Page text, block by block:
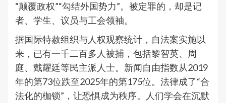
“颠覆政权”“勾结外国势力”。被定罪的，却是记
者、学生、议员与工会领袖。
据国际特赦组织与人权观察统计，自法案实施以
来，已有一千二百多人被捕，包括黎智英、周
庭、戴耀廷等民主派人士。新闻自由指数从2019
年的第73位跌至2025年的第175位。法律成了“合
法化的枷锁”，让恐惧成为秩序。人们学会在沉默